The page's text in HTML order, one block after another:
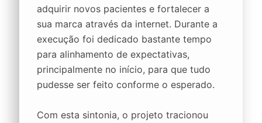
adquirir novos pacientes e fortalecer a
sua marca através da internet. Durante a
execução foi dedicado bastante tempo
para alinhamento de expectativas,
principalmente no início, para que tudo
pudesse ser feito conforme o esperado.
Com esta sintonia, o projeto tracionou